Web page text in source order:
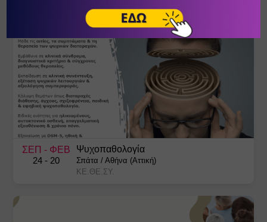
ΣΕΠ - ΦΕΒ
24 - 20
Ψυχοπαθολογία
Σπάτα /Αθήνα (Αττική)
ΚΕ.ΘΕ.ΣΥ.